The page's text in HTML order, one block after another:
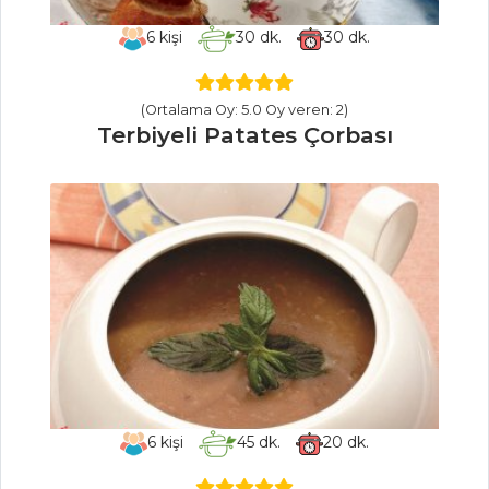
En lezzetli küp
Altın
Yumurtlayan
En leziz dana eti
karides, Mehmet
Şefin tarifiyle.
Masterchef Tüm
Tarifleri
PASTA VE
TATLILAR
6 kişi 30 dk. 30 dk.
(Ortalama Oy: 5.0 Oy veren: 2)
Terbiyeli Patates Çorbası
6 kişi 45dk. 20 dk.